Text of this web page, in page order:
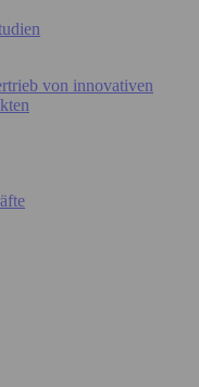
von innovativen